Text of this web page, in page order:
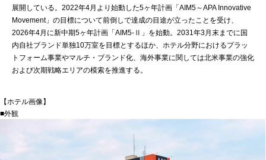
展開している。2022年4月より始動した5ヶ年計画「AIM5～APA Innovative
Movement」の目標について前倒しで達成の目途が立ったことを受け、
2026年4月に新中期5ヶ年計画「AIM5-Ⅱ」を始動。2031年3月末までに国
内自社ブランド単独10万室を目標とするほか、ホテル分野におけるプラッ
トフォーム事業やマルチ・ブランド化、海外事業に関しては北米事業の強化
および次期戦略エリアの模索を推進する。
【ホテル画像】
■外観